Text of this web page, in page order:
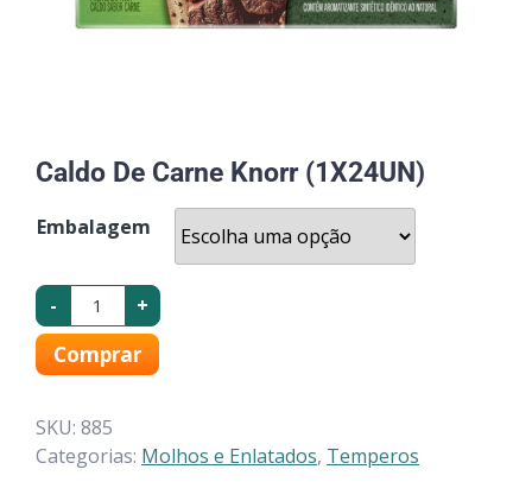
Caldo De Carne Knorr (1X24UN)
Embalagem
- +
Comprar
SKU: 885
Categorias: Molhos e Enlatados, Temperos